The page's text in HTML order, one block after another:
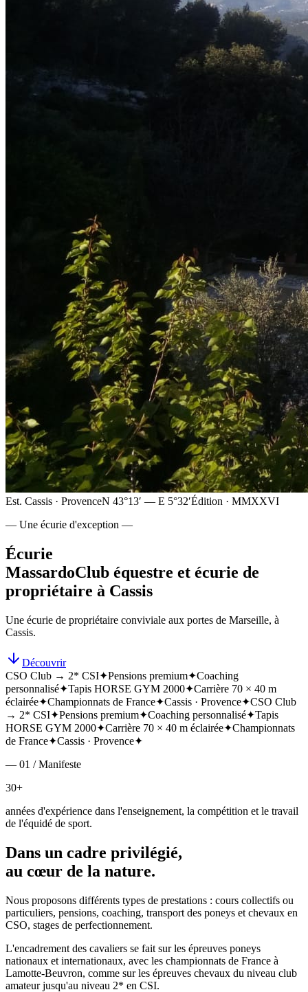
Est. Cassis · ProvenceN 43°13′ — E 5°32′Édition · MMXXVI
— Une écurie d'exception —
Écurie
MassardoClub équestre et écurie de
propriétaire à Cassis
Une écurie de propriétaire conviviale aux portes de Marseille, à
Cassis.
Découvrir
CSO Club → 2* CSI✦Pensions premium✦Coaching
personnalisé✦Tapis HORSE GYM 2000✦Carrière 70 × 40 m
éclairée✦Championnats de France✦Cassis · Provence✦CSO Club
→ 2* CSI✦Pensions premium✦Coaching personnalisé✦Tapis
HORSE GYM 2000✦Carrière 70 × 40 m éclairée✦Championnats
de France✦Cassis · Provence✦
— 01 / Manifeste
30+
années d'expérience dans l'enseignement, la compétition et le travail
de l'équidé de sport.
Dans un cadre privilégié,
au cœur de la nature.
Nous proposons différents types de prestations : cours collectifs ou
particuliers, pensions, coaching, transport des poneys et chevaux en
CSO, stages de perfectionnement.
L'encadrement des cavaliers se fait sur les épreuves poneys
nationaux et internationaux, avec les championnats de France à
Lamotte-Beuvron, comme sur les épreuves chevaux du niveau club
amateur jusqu'au niveau 2* en CSI.